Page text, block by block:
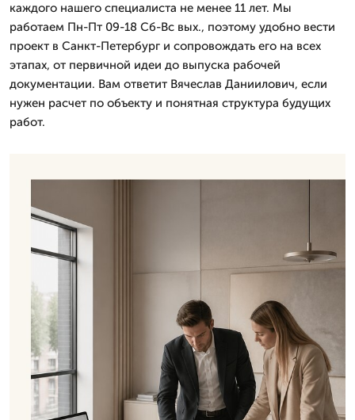
каждого нашего специалиста не менее 11 лет. Мы
работаем Пн-Пт 09-18 Сб-Вс вых., поэтому удобно вести
проект в Санкт-Петербург и сопровождать его на всех
этапах, от первичной идеи до выпуска рабочей
документации. Вам ответит Вячеслав Даниилович, если
нужен расчет по объекту и понятная структура будущих
работ.